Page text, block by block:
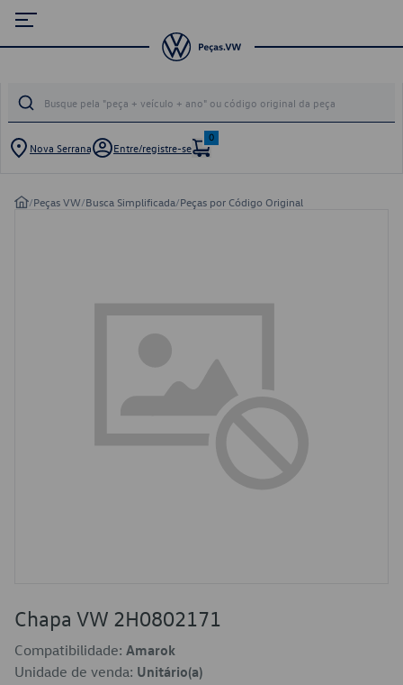
Nova Serrana Entre/registre-se
0
/Peças VW/Busca Simplificada/Peças por Código Original
Chapa VW 2H0802171
Compatibilidade: Amarok
Unidade de venda: Unitário(a)